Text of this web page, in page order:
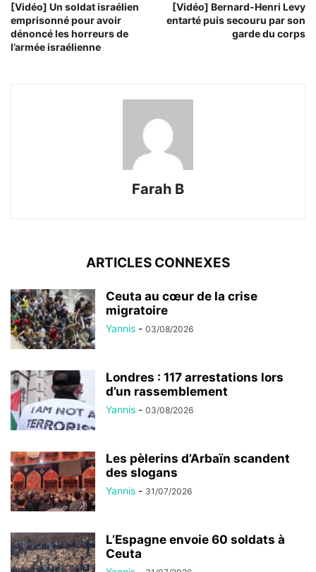
[Vidéo] Un soldat israélien
emprisonné pour avoir
dénoncé les horreurs de
l’armée israélienne
[Vidéo] Bernard-Henri Levy
entarté puis secouru par son
garde du corps
Farah B
ARTICLES CONNEXES
Ceuta au cœur de la crise
migratoire
Yannis - 03/08/2026
Londres : 117 arrestations lors
d’un rassemblement
Yannis - 03/08/2026
Les pèlerins d’Arbaïn scandent
des slogans
Yannis - 31/07/2026
L’Espagne envoie 60 soldats à
Ceuta